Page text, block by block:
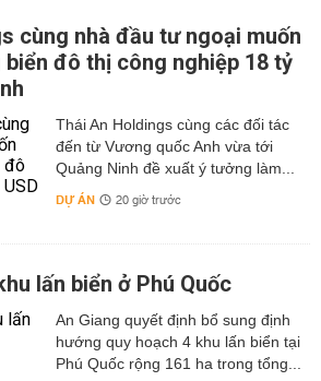
cùng nhà đầu tư ngoại muốn
biển đô thị công nghiệp 18 tỷ
Thái An Holdings cùng các đối tác
đến từ Vương quốc Anh vừa tới
Quảng Ninh đề xuất ý tưởng làm...
DỰ ÁN 20 giờ trước
lấn biển ở Phú Quốc
An Giang quyết định bổ sung định
hướng quy hoạch 4 khu lấn biển tại
Phú Quốc rộng 161 ha trong tổng...